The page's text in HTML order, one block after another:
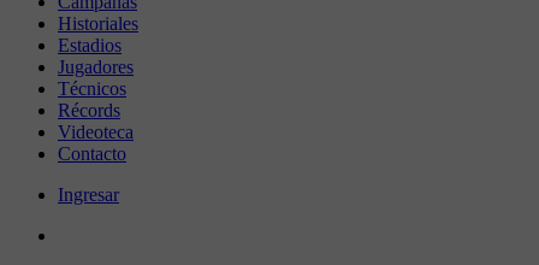
Historiales
Estadios
Jugadores
Técnicos
Récords
Videoteca
Contacto
Ingresar